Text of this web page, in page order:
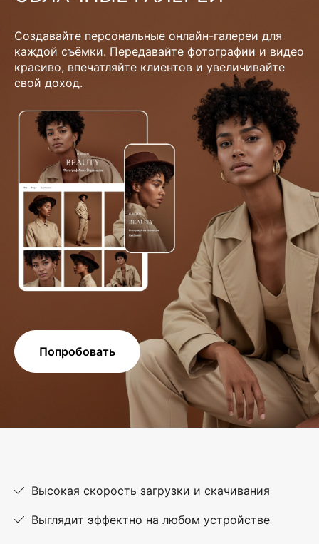
Создавайте персональные онлайн-галереи для
каждой съёмки. Передавайте фотографии и видео
красиво, впечатляйте клиентов и увеличивайте
свой доход.
Попробовать
Высокая скорость загрузки и скачивания
Выглядит эффектно на любом устройстве